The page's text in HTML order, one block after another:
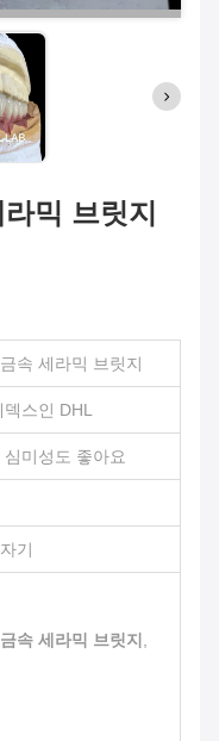
믹 브릿지
속 세라믹 브릿지
스인 DHL
미성도 좋아요
기
속 세라믹 브릿지